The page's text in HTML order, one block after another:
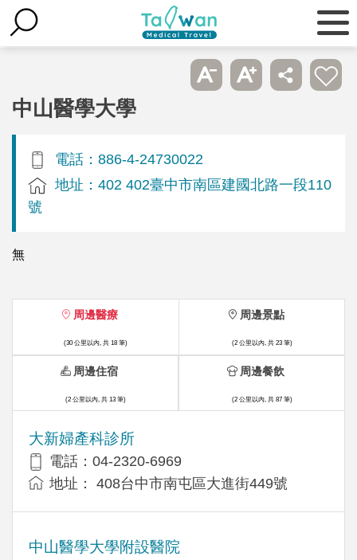
中山醫學大學
電話：886-4-24730022
地址：402 402臺中市南區建國北路一段110
號
無
周邊醫療
(30 公里以內, 共 18 筆)
大新婦產科診所
電話：04-2320-6969
地址： 408台中市南屯區大進街449號
中山醫學大學附設醫院
周邊景點
(2 公里以內, 共 23 筆)
周邊住宿
(2 公里以內, 共 13 筆)
周邊餐飲
(2 公里以內, 共 87 筆)